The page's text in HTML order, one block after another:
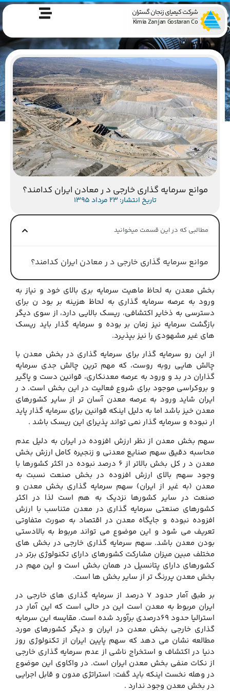
شرکت کیمیای زنجان گستران
Kimia Zanjan Gostaran Co
موانع سرمایه گذاری خارجی د ر معادن ایران کدامند؟
تاریخ انتشار: 23 مرداد 1395
مطالبی که در این قسمت میخوانید
موانع سرمایه گذاری خارجی د ر معادن ایران کدامند؟
بخش معدن به لحاظ ماهیت سرمایه بری بالای خود و نیاز به
ورود به عرصه سرمایه گذاری به لحاظ هزینه بر بود ن برای
دسترسی به ذخایر اکتشافی، ریسک بالایی دارد، از سوی دیگر
بازگشت سرمایه نیز زمان بر بوده و سرمایه گذار باید ریسک
های غیر مشهودی را نیز بپذیرد.
از این رو سرمایه گذار برای سرمایه گذاری در بخش معدن با
چالش هایی روبه روست، که مهم ترین چالش جدی سرمایه
گذاران در بد و ورود به عرصه معدنکاری، قوانین دست و پاگیر
و بروکراسی موجود برای شروع فعالیت در این بخش است. د ر
ایران شاید ورود به عرصه معدن آسان تر از سایر کشورهای
معدن خیز باشد اما به دلیل اینکه قوانین برای سرمایه گذار پاید
ار نبوده و سرمایه گذار نمی تواند پذیرای این ریسک باشد .
سهم بخش معدن از نظر ارزش افزوده در ایران به دلیل عدم
محاسبه دقیق سهم صنایع معدنی و زنجیره کامل ارزش بخش
معدن د ر کل بخش بالاتر از 6 درصد نبوده در اکثر کشورها با
وجود سهم بالای ارزش افزوده در بخش صنعت نسبت به
معدن (به غیر از ایران) سهم سرمایه گذاری بخش معدن و
صنعت در سایر کشورها نزدیک به هم است لذا در اکثر
کشورهای صنعتی سرمایه گذاری در معدن متناسب با ارزش
افزوده نبوده و جایگاه معدن در اقتصاد به صورت متفاوتی
تعریف می شود و این موضوع می تواند مربوط به بالادستی
بودن معدن باشد. سهم سرمایه گذاری خارجی در بخش های
مختلف مبین میزان مشارکت کشورهای دارای تکنولوژی برتر در
کشورهای دارای پتانسیل در همان بخش است و این مهم در
بخش معدن پررنگ تر از سایر بخش ها است.
بر طبق آمار حدود 7 درصد از سرمایه گذاری های خارجی در
ایران مربوط به معدن است این در حالی است که این آمار در
استرالیا حدود 69درصدی برآورد شده است. مقایسه این سرمایه
گذاری خارجی بخش معدن در ایران و دیگر کشورهای مورد
مطالعه نشان می دهد که سهم پایین ایران از تکنولوژی روز
دنیا در اکتشاف و استخراج ناشی از عدم سرمایه گذاری خارجی
از نکات منفی بخش معدن ایران است. در واکاوی این موضوع
در وهله نخست اینکه باید گفت: استراتژی مدون و قابل اجرایی
در بخش معدن وجود ندارد .